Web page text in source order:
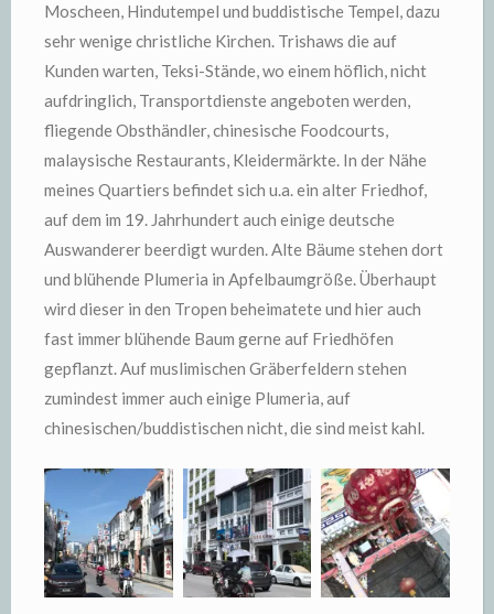
Moscheen, Hindutempel und buddistische Tempel, dazu
sehr wenige christliche Kirchen. Trishaws die auf
Kunden warten, Teksi-Stände, wo einem höflich, nicht
aufdringlich, Transportdienste angeboten werden,
fliegende Obsthändler, chinesische Foodcourts,
malaysische Restaurants, Kleidermärkte. In der Nähe
meines Quartiers befindet sich u.a. ein alter Friedhof,
auf dem im 19. Jahrhundert auch einige deutsche
Auswanderer beerdigt wurden. Alte Bäume stehen dort
und blühende Plumeria in Apfelbaumgröße. Überhaupt
wird dieser in den Tropen beheimatete und hier auch
fast immer blühende Baum gerne auf Friedhöfen
gepflanzt. Auf muslimischen Gräberfeldern stehen
zumindest immer auch einige Plumeria, auf
chinesischen/buddistischen nicht, die sind meist kahl.